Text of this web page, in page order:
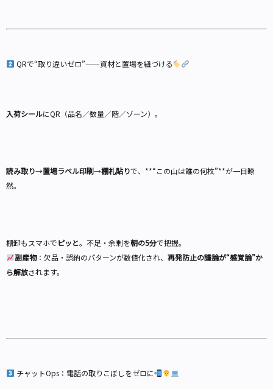
QRで“取り違いゼロ”——資材と置場を紐づける
入荷シールにQR（品名／数量／階／ゾーン）。
読み取り→置場ラベル印刷→棚札貼りで、**“この山は誰の何枚”**が一目瞭
然。
棚卸もスマホでピッと。不足・余剰を朝の5分で把握。
副産物：欠品・誤納のパターンが数値化され、 再発防止の議論が“感覚論”か
ら解放されます。
チャットOps：電話の取りこぼしをゼロに